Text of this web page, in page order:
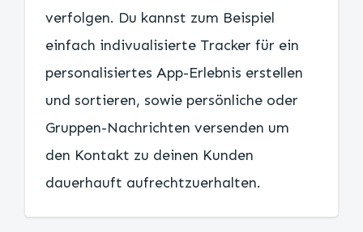
verfolgen. Du kannst zum Beispiel
einfach indivualisierte Tracker für ein
personalisiertes App-Erlebnis erstellen
und sortieren, sowie persönliche oder
Gruppen-Nachrichten versenden um
den Kontakt zu deinen Kunden
dauerhauft aufrechtzuerhalten.